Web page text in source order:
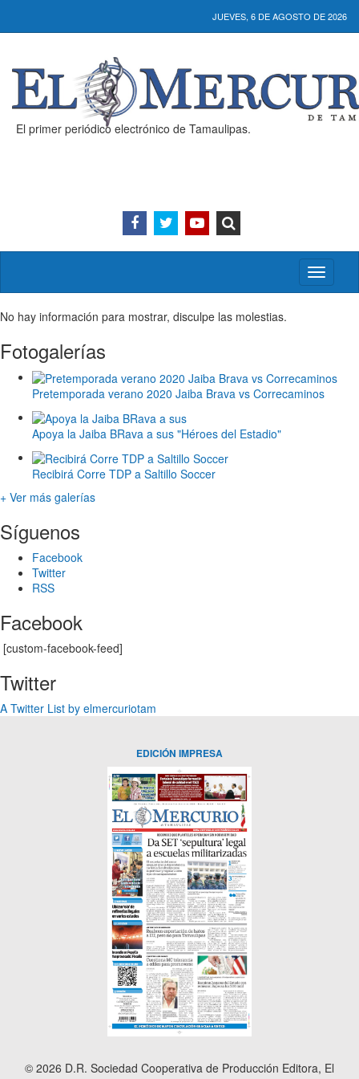
JUEVES, 6 DE AGOSTO DE 2026
El primer periódico electrónico de Tamaulipas.
Activar/
menú
No hay información para mostrar, disculpe las molestias.
Fotogalerías
Pretemporada verano 2020 Jaiba Brava vs Correcaminos
Apoya la Jaiba BRava a sus "Héroes del Estadio"
Recibirá Corre TDP a Saltillo Soccer
+ Ver más galerías
Síguenos
Facebook
Twitter
RSS
Facebook
[custom-facebook-feed]
Twitter
A Twitter List by elmercuriotam
EDICIÓN IMPRESA
© 2026 D.R. Sociedad Cooperativa de Producción Editora, El